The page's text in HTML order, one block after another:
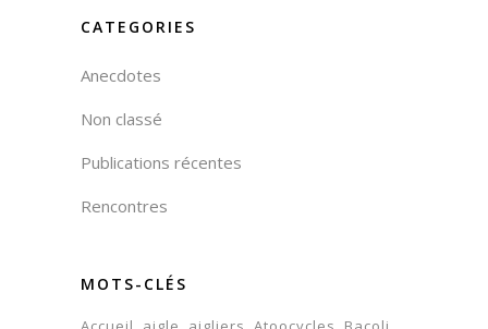
CATEGORIES
Anecdotes
Non classé
Publications récentes
Rencontres
MOTS-CLÉS